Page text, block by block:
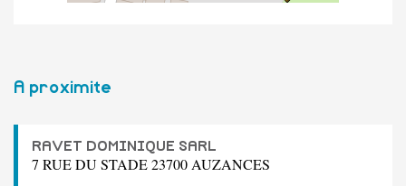
A proximite
RAVET DOMINIQUE SARL
7 RUE DU STADE 23700 AUZANCES